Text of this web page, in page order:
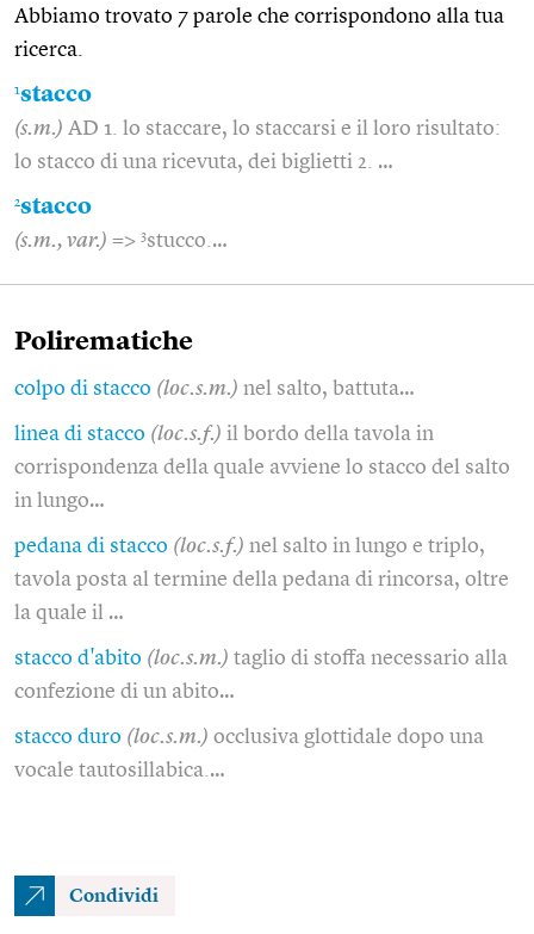
Abbiamo trovato 7 parole che corrispondono alla tua
ricerca.
1stacco
(s.m.) AD 1. lo staccare, lo staccarsi e il loro risultato:
lo stacco di una ricevuta, dei biglietti 2. …
2stacco
(s.m., var.) => 3stucco.…
Polirematiche
colpo di stacco (loc.s.m.) nel salto, battuta…
linea di stacco (loc.s.f.) il bordo della tavola in
corrispondenza della quale avviene lo stacco del salto
in lungo…
pedana di stacco (loc.s.f.) nel salto in lungo e triplo,
tavola posta al termine della pedana di rincorsa, oltre
la quale il …
stacco d'abito (loc.s.m.) taglio di stoffa necessario alla
confezione di un abito…
stacco duro (loc.s.m.) occlusiva glottidale dopo una
vocale tautosillabica.…
Condividi